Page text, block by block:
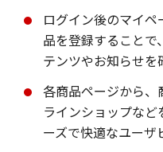
ログイン後のマイ
品を登録すること
テンツやお知らせを
各商品ページから、
ラインショップな
ーズで快適なユーザ